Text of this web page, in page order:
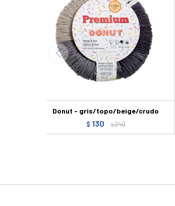
Donut - gris/topo/beige/crudo
$ 130 $240